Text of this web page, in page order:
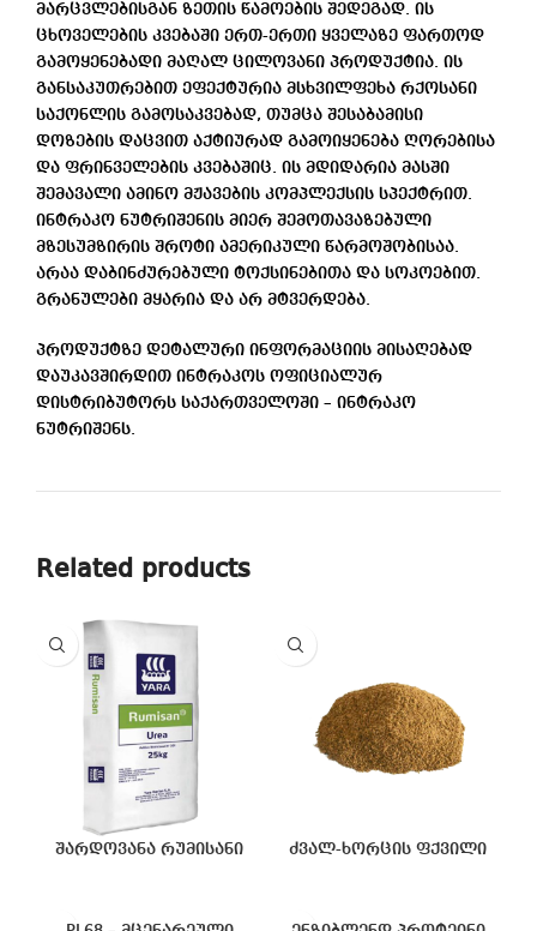
მარცვლებისგან ზეთის წამოების შედეგად. ის
ცხოველების კვებაში ერთ-ერთი ყველაზე ფართოდ
გამოყენებადი მაღალ ცილოვანი პროდუქტია. ის
განსაკუთრებით ეფექტურია მსხვილფეხა რქოსანი
საქონლის გამოსაკვებად, თუმცა შესაბამისი
დოზების დაცვით აქტიურად გამოიყენება ღორებისა
და ფრინველების კვებაშიც. ის მდიდარია მასში
შემავალი ამინო მჟავების კომპლექსის სპექტრით.
ინტრაკო ნუტრიშენის მიერ შემოთავაზებული
მზესუმზირის შროტი ამერიკული წარმოშობისაა.
არაა დაბინძურებული ტოქსინებითა და სოკოებით.
გრანულები მყარია და არ მტვერდება.
პროდუქტზე დეტალური ინფორმაციის მისაღებად
დაუკავშირდით ინტრაკოს ოფიციალურ
დისტრიბუტორს საქართველოში – ინტრაკო
ნუტრიშენს.
Related products
შარდოვანა რუმისანი ძვალ-ხორცის ფქვილი